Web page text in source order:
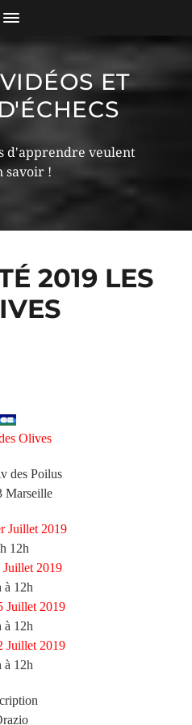
ET
d'apprendre veulent
savoir !
2019 LES
Olives
des Poilus
Marseille
Juillet 2019
12h
2019
à 12h
Juillet 2019
à 12h
Juillet 2019
à 12h